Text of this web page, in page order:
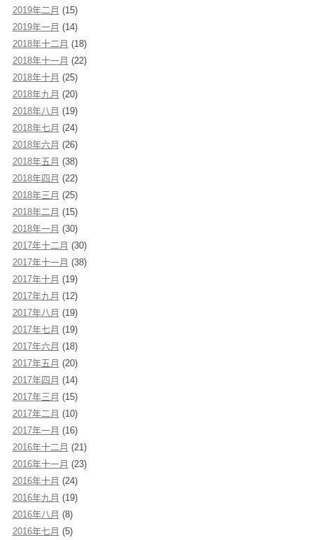
2019年二月 (15)
2019年一月 (14)
2018年十二月 (18)
2018年十一月 (22)
2018年十月 (25)
2018年九月 (20)
2018年八月 (19)
2018年七月 (24)
2018年六月 (26)
2018年五月 (38)
2018年四月 (22)
2018年三月 (25)
2018年二月 (15)
2018年一月 (30)
2017年十二月 (30)
2017年十一月 (38)
2017年十月 (19)
2017年九月 (12)
2017年八月 (19)
2017年七月 (19)
2017年六月 (18)
2017年五月 (20)
2017年四月 (14)
2017年三月 (15)
2017年二月 (10)
2017年一月 (16)
2016年十二月 (21)
2016年十一月 (23)
2016年十月 (24)
2016年九月 (19)
2016年八月 (8)
2016年七月 (5)